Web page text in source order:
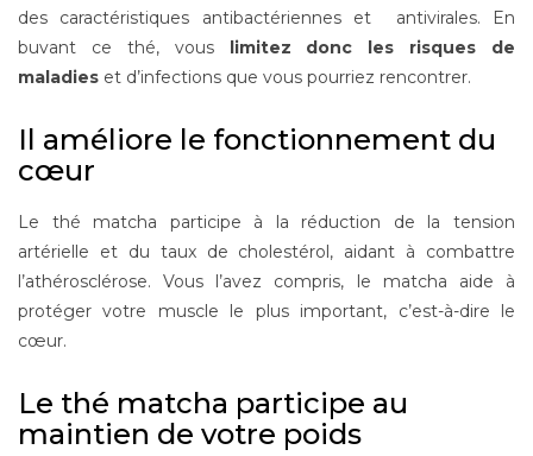
des caractéristiques antibactériennes et antivirales. En
buvant ce thé, vous limitez donc les risques de
maladies et d’infections que vous pourriez rencontrer.
Il améliore le fonctionnement du
cœur
Le thé matcha participe à la réduction de la tension
artérielle et du taux de cholestérol, aidant à combattre
l’athérosclérose. Vous l’avez compris, le matcha aide à
protéger votre muscle le plus important, c’est-à-dire le
cœur.
Le thé matcha participe au
maintien de votre poids